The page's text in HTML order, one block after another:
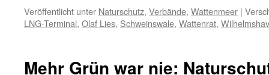
Veröffentlicht unter Naturschutz, Verbände, Wattenmeer |
LNG-Terminal, Olaf Lies, Schweinswale, Wattenrat,
Mehr Grün war nie: